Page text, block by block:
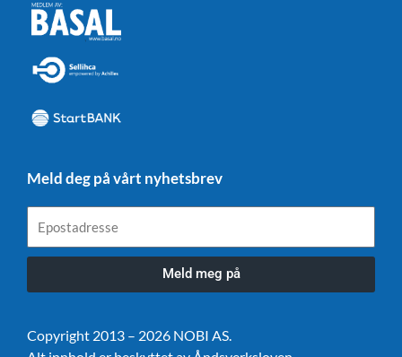
Meld deg på vårt nyhetsbrev
Meld meg på
Copyright 2013 – 2026 NOBI AS.